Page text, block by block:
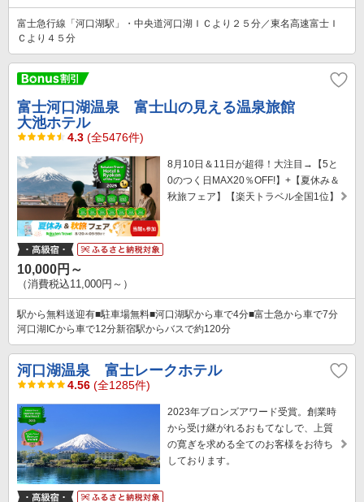
富士急行線「河口湖駅」・中央道河口湖ＩＣより２５分／東名高速富士Ｉ
Ｃより４５分
富士河口湖温泉 富士山の見える温泉旅館
大池ホテル
4.3 (全5476件)
8月10日＆11日が超得！大注目→【5と
0のつく日MAX20％OFF!】+【夏休み＆
秋旅フェア】【楽天トラベル全国1位】
10,000円～
（消費税込11,000円～）
駅から無料送迎有■駐車場無料■河口湖駅から車で4分■富士急から車で7分
河口湖ICから車で12分新宿駅からバスで約120分
河口湖温泉 富士レークホテル
4.56 (全1285件)
2023年ブロンズアワード受賞。創業時
から受け継がれるおもてなしで、上質
の寛ぎを求める全てのお客様をお待ち
しております。